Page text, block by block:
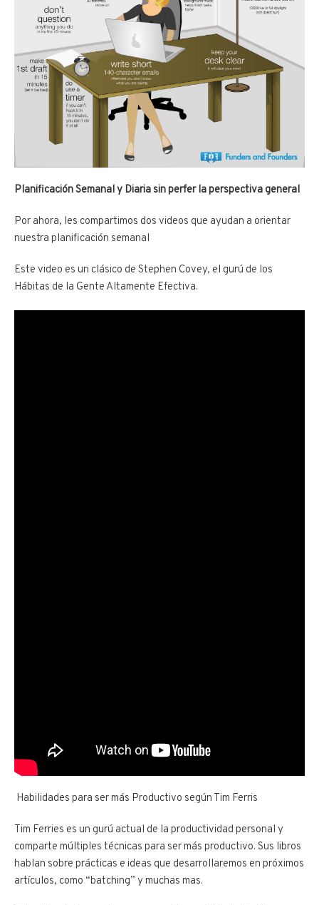
Planificación Semanal y Diaria sin perfer la perspectiva general
Por ahora, les compartimos dos videos que ayudan a orientar
nuestra planificación semanal
Este video es un clásico de Stephen Covey, el gurú de los
Hábitas de la Gente Altamente Efectiva.
Habilidades para ser más Productivo según Tim Ferris
Tim Ferries es un gurú actual de la productividad personal y
comparte múltiples técnicas para ser más productivo. Sus libros
hablan sobre prácticas e ideas que desarrollaremos en próximos
artículos, como “batching” y muchas mas.